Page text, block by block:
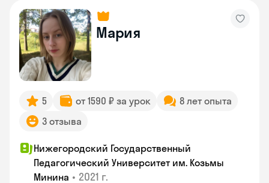
Мария
5 от 1590 ₽ за урок
8 лет опыта
3 отзыва
Нижегородский Государственный
Педагогический Университет им. Козьмы
Минина • 2021 г.